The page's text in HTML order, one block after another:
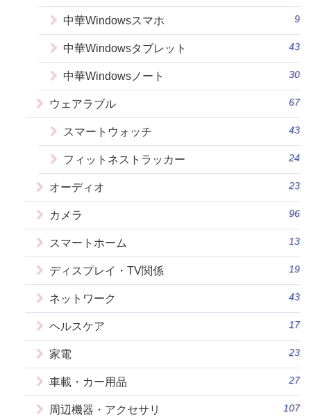
中華Windowsスマホ 9
中華Windowsタブレット 43
中華Windowsノート 30
ウェアラブル 67
スマートウォッチ 43
フィットネストラッカー 24
オーディオ 23
カメラ 96
スマートホーム 13
ディスプレイ・TV関係 19
ネットワーク 43
ヘルスケア 17
家電 23
車載・カー用品 27
周辺機器・アクセサリ 107